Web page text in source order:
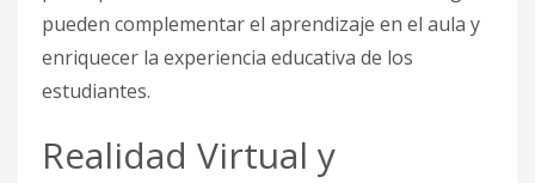
pueden complementar el aprendizaje en el aula y
enriquecer la experiencia educativa de los
estudiantes.
Realidad Virtual y